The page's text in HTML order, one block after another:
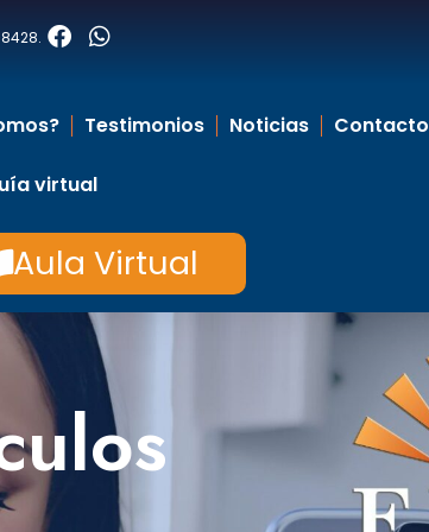
.
Testimonios Noticias Contacto
virtual
Aula Virtual